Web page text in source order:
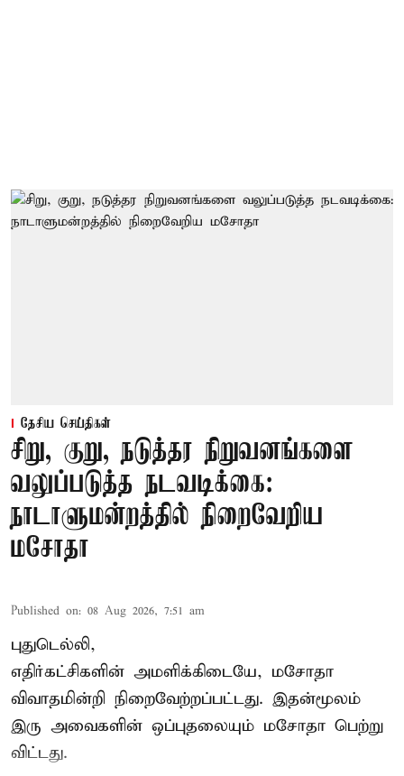
தேசிய செய்திகள்
சிறு, குறு, நடுத்தர நிறுவனங்களை
வலுப்படுத்த நடவடிக்கை:
நாடாளுமன்றத்தில் நிறைவேறிய
மசோதா
Published on: 08 Aug 2026, 7:51 am
புதுடெல்லி,
எதிர்கட்சிகளின் அமளிக்கிடையே, மசோதா
விவாதமின்றி நிறைவேற்றப்பட்டது. இதன்மூலம்
இரு அவைகளின் ஒப்புதலையும் மசோதா பெற்று
விட்டது.